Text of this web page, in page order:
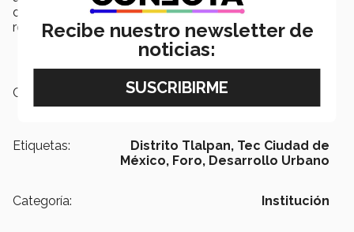
donde participaron vecinos de la alcaldía,
representantes del gobierno y académicos del Tec.
Campus: Ciudad de México
Etiquetas: Distrito Tlalpan, Tec Ciudad de
México, Foro, Desarrollo Urbano
Categoría: Institución
Recibe nuestro newsletter de
noticias: